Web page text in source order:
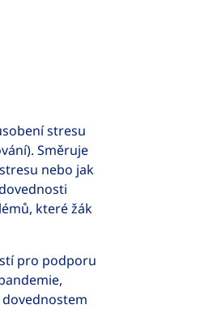
stresu
Směruje
nebo jak
které žák
pro podporu